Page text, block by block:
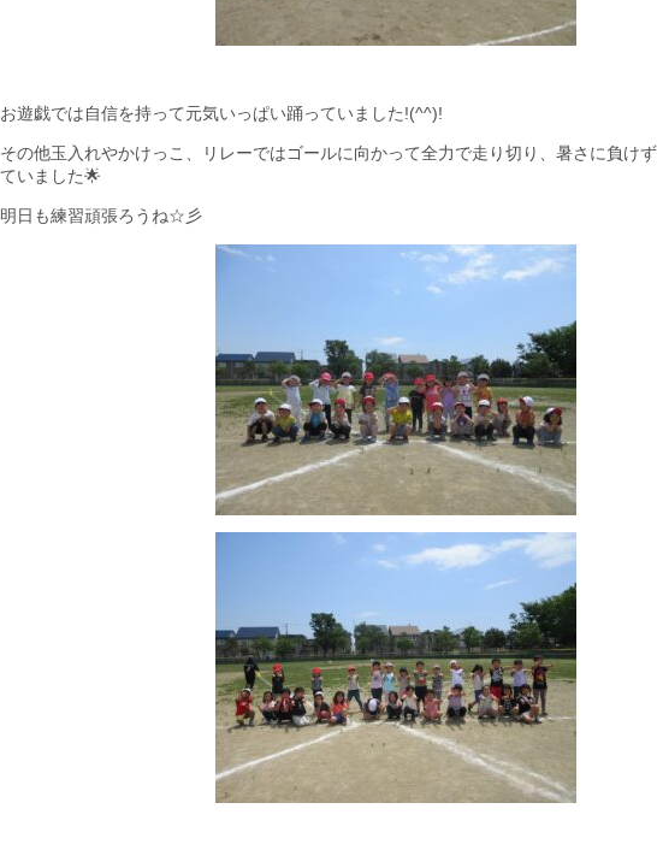
お遊戯では自信を持って元気いっぱい踊っていました!(^^)!
その他玉入れやかけっこ、リレーではゴールに向かって全力で走り切り、暑さに負け
ていました🌟
明日も練習頑張ろうね☆彡